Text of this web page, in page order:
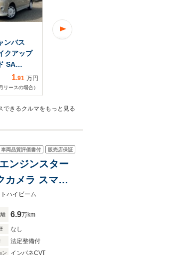
ンバス
クアップ
SA…
1.91 万円
リースの場合）
ダイハツ
できるクルマをもっと見る
車両品質評価書付 販売店保証
ンジンスター
カメラ スマー
ート格納ドア
ハイビーム
6.9万km
なし
法定整備付
ン インパネCVT